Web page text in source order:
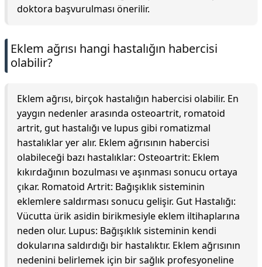
doktora başvurulması önerilir.
Eklem ağrısı hangi hastalığın habercisi
olabilir?
Eklem ağrısı, birçok hastalığın habercisi olabilir. En
yaygın nedenler arasında osteoartrit, romatoid
artrit, gut hastalığı ve lupus gibi romatizmal
hastalıklar yer alır. Eklem ağrısının habercisi
olabileceği bazı hastalıklar: Osteoartrit: Eklem
kıkırdağının bozulması ve aşınması sonucu ortaya
çıkar. Romatoid Artrit: Bağışıklık sisteminin
eklemlere saldırması sonucu gelişir. Gut Hastalığı:
Vücutta ürik asidin birikmesiyle eklem iltihaplarına
neden olur. Lupus: Bağışıklık sisteminin kendi
dokularına saldırdığı bir hastalıktır. Eklem ağrısının
nedenini belirlemek için bir sağlık profesyoneline